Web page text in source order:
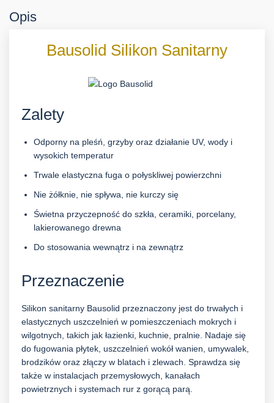
Opis
Bausolid Silikon Sanitarny
Zalety
Odporny na pleśń, grzyby oraz działanie UV, wody i
wysokich temperatur
Trwale elastyczna fuga o połyskliwej powierzchni
Nie żółknie, nie spływa, nie kurczy się
Świetna przyczepność do szkła, ceramiki, porcelany,
lakierowanego drewna
Do stosowania wewnątrz i na zewnątrz
Przeznaczenie
Silikon sanitarny Bausolid przeznaczony jest do trwałych i
elastycznych uszczelnień w pomieszczeniach mokrych i
wilgotnych, takich jak łazienki, kuchnie, pralnie. Nadaje się
do fugowania płytek, uszczelnień wokół wanien, umywalek,
brodzików oraz złączy w blatach i zlewach. Sprawdza się
także w instalacjach przemysłowych, kanałach
powietrznych i systemach rur z gorącą parą.